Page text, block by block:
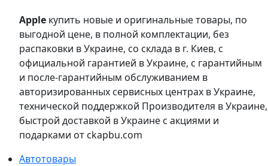
Apple купить новые и оригинальные товары, по
выгодной цене, в полной комплектации, без
распаковки в Украине, со склада в г. Киев, с
официальной гарантией в Украине, с гарантийным
и после-гарантийным обслуживанием в
авторизированных сервисных центрах в Украине,
технической поддержкой Производителя в Украине,
быстрой доставкой в Украине с акциями и
подарками от ckapbu.com
Автотовары